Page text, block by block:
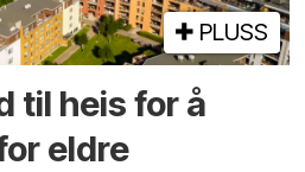
PLUSS
til heis for å
eldre